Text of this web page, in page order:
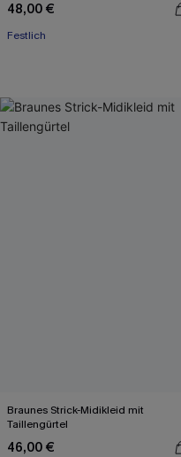
48,00 €
Festlich
Braunes Strick-Midikleid mit
Taillengürtel
46,00 €